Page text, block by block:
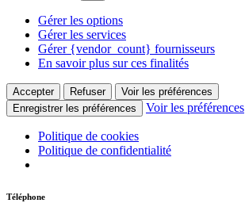
Gérer les options
Gérer les services
Gérer {vendor_count} fournisseurs
En savoir plus sur ces finalités
Accepter Refuser
Voir les préférences
Enregistrer les préférences
Voir les préférences
Politique de cookies
Politique de confidentialité
Aller
Téléphone